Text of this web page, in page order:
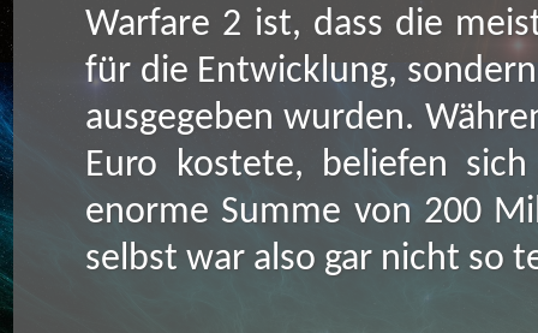
Warfare 2 ist, dass die
für die Entwicklung,
ausgegeben wurden.
Euro kostete, beliefen
enorme Summe von 200
selbst war also gar nicht so